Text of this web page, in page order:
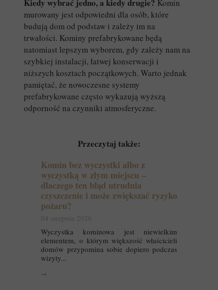
Kiedy wybrać jedno, a kiedy drugie? Komin
murowany jest odpowiedni dla osób, które
budują dom od podstaw i zależy im na
trwałości. Kominy prefabrykowane będą
natomiast lepszym wyborem, gdy zależy nam na
szybkiej instalacji, łatwej konserwacji i
niższych kosztach początkowych. Warto jednak
pamiętać, że nowoczesne systemy
prefabrykowane często wykazują wyższą
odporność na czynniki atmosferyczne.
Przeczytaj także:
Komin bez wyczystki albo z
wyczystką w złym miejscu –
dlaczego ten błąd utrudnia
czyszczenie i może zwiększać ryzyko
pożaru?
04 sierpnia 2026
Wyczystka kominowa jest niewielkim
elementem, o którym większość właścicieli
domów przypomina sobie dopiero podczas
wizyty...
➞